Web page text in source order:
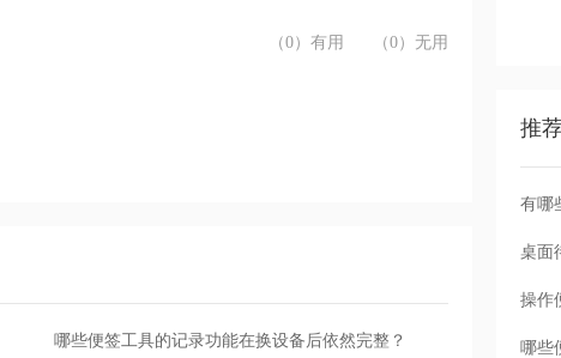
（0）有用 （0）无用
哪些便签工具的记录功能在换设备后依然完整？
推
有哪
桌面
操作
哪些